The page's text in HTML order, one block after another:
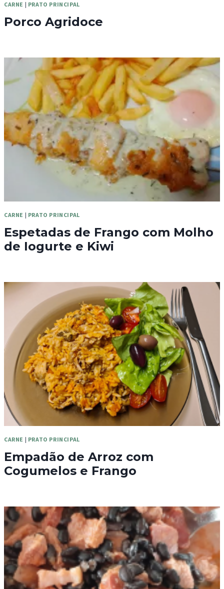
CARNE | PRATO PRINCIPAL
Porco Agridoce
CARNE | PRATO PRINCIPAL
Espetadas de Frango com Molho
de Iogurte e Kiwi
CARNE | PRATO PRINCIPAL
Empadão de Arroz com
Cogumelos e Frango